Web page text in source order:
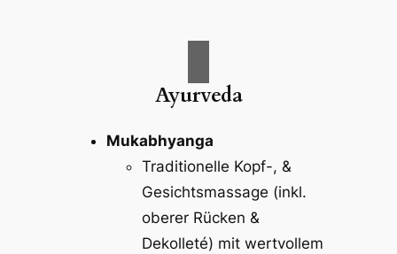
Ayurveda
Mukabhyanga
Traditionelle Kopf-, &
Gesichtsmassage (inkl.
oberer Rücken &
Dekolleté) mit wertvollem